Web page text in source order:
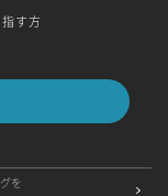
す方
を